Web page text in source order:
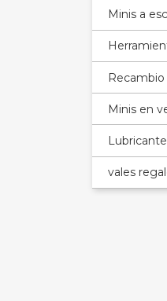
Minis a
Recambio
Minis en
vales